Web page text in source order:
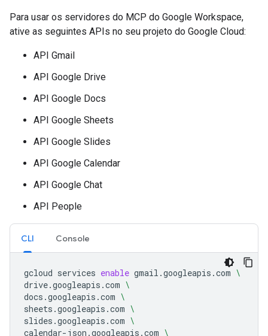
Para usar os servidores do MCP do Google Workspace,
ative as seguintes APIs no seu projeto do Google Cloud:
API Gmail
API Google Drive
API Google Docs
API Google Sheets
API Google Slides
API Google Calendar
API Google Chat
API People
CLI Console
gcloud services enable gmail.googleapis.com \
drive.googleapis.com \
docs.googleapis.com \
sheets.googleapis.com \
slides.googleapis.com \
calendar-json.googleapis.com \